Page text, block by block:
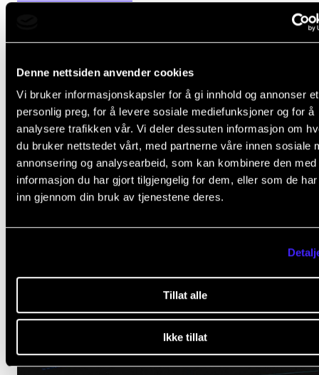
Denne nettsiden anvender cookies
Vi bruker informasjonskapsler for å gi innhold og annonser et
personlig preg, for å levere sosiale mediefunksjoner og for å
analysere trafikken vår. Vi deler dessuten informasjon om
du bruker nettstedet vårt, med partnerne våre innen sosiale
annonsering og analysearbeid, som kan kombinere den med
informasjon du har gjort tilgjengelig for dem, eller som de
inn gjennom din bruk av tjenestene deres.
Tillat alle
Ikke tillat